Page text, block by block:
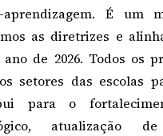
aprendizagem. É um
as diretrizes e
de 2026. Todos os
setores das escolas
para o
atualização de